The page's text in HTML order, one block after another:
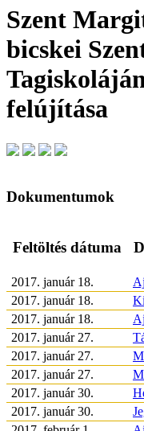
Szent
bicskei
felújítása
Dokumentumok
Feltöltés dátuma
2017. január 18.
2017. január 18.
2017. január 18.
2017. január 27.
2017. január 27.
2017. január 27.
2017. január 30.
2017. január 30.